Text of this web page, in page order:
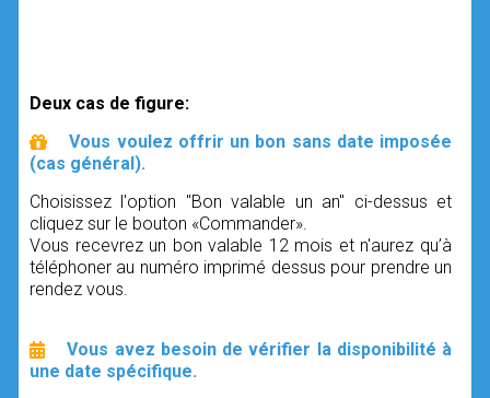
Deux cas de figure:
Vous voulez offrir un bon sans date imposée
(cas général).
Choisissez l'option "Bon valable un an" ci-dessus et
cliquez sur le bouton «Commander».
Vous recevrez un bon valable 12 mois et n'aurez qu’à
téléphoner au numéro imprimé dessus pour prendre un
rendez vous.
Vous avez besoin de vérifier la disponibilité à
une date spécifique.